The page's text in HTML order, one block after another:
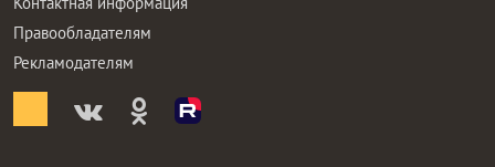
Правообладателям
Рекламодателям